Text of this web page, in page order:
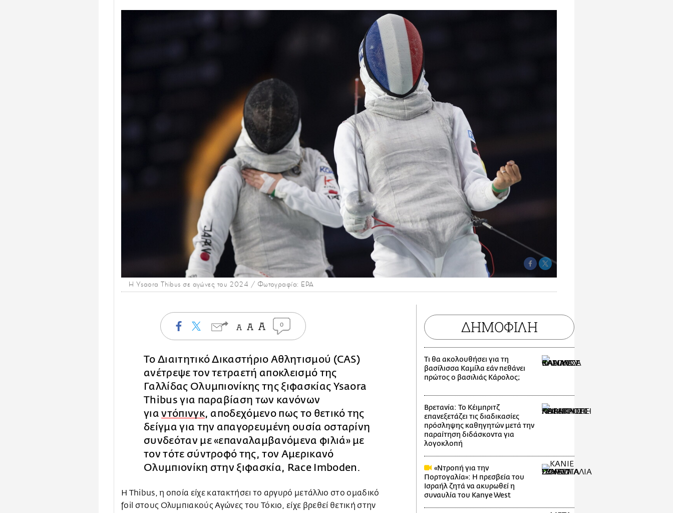
Η Ysaora Thibus σε αγώνες του 2024 / Φωτογραφία: EPA
0
Το Διαιτητικό Δικαστήριο Αθλητισμού (CAS)
ανέτρεψε τον τετραετή αποκλεισμό της
Γαλλίδας Ολυμπιονίκης της ξιφασκίας Ysaora
Thibus για παραβίαση των κανόνων
γιαντόπινγκ, αποδεχόμενο πως το θετικό της
δείγμα για την απαγορευμένη ουσία οσταρίνη
συνδεόταν με «επαναλαμβανόμενα φιλιά» με
τον τότε σύντροφό της, τον Αμερικανό
Ολυμπιονίκη στην ξιφασκία, Race Imboden.
Η Thibus, η οποία είχε κατακτήσει το αργυρό μετάλλιο στο ομαδικό
foil στους Ολυμπιακούς Αγώνες του Τόκιο, είχε βρεθεί θετική στην
ΔΗΜΟΦΙΛΗ
Τι θα ακολουθήσει για τη
βασίλισσα Καμίλα εάν πεθάνει
πρώτος ο βασιλιάς Κάρολος;
Βρετανία: Το Κέιμπριτζ
επανεξετάζει τις διαδικασίες
πρόσληψης καθηγητών μετά την
παραίτηση διδάσκοντα για
λογοκλοπή
«Ντροπή για την
Πορτογαλία»: Η πρεσβεία του
Ισραήλ ζητά να ακυρωθεί η
συναυλία του Kanye West